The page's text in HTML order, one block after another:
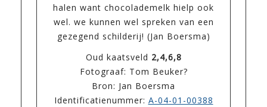
halen want chocolademelk hielp ook
wel. we kunnen wel spreken van een
gezegend schilderij! (Jan Boersma)
Oud kaatsveld 2,4,6,8
Fotograaf: Tom Beuker?
Bron: Jan Boersma
Identificatienummer: A-04-01-00388